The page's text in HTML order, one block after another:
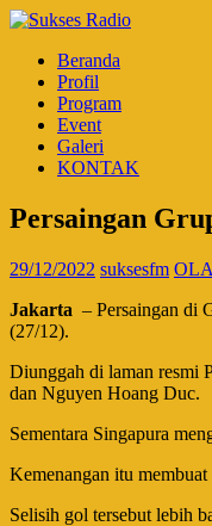
Beranda
Profil
Program
Event
Galeri
KONTAK
Persaingan
29/12/2022 suksesfm
Jakarta – Persaingan di
(27/12).
Diunggah di laman resmi
dan Nguyen Hoang Duc.
Sementara Singapura
Kemenangan itu
Selisih gol tersebut lebih